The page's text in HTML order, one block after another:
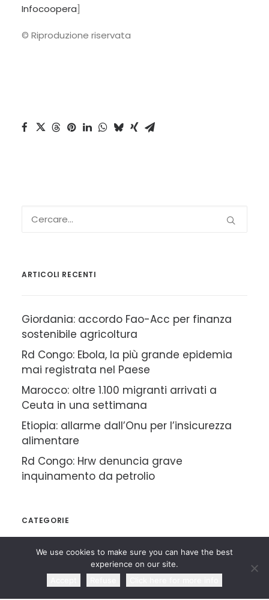
Infocoopera]
© Riproduzione riservata
ARTICOLI RECENTI
Giordania: accordo Fao-Acc per finanza
sostenibile agricoltura
Rd Congo: Ebola, la più grande epidemia
mai registrata nel Paese
Marocco: oltre 1.100 migranti arrivati a
Ceuta in una settimana
Etiopia: allarme dall’Onu per l’insicurezza
alimentare
Rd Congo: Hrw denuncia grave
inquinamento da petrolio
CATEGORIE
Rassegna Articoli
Rassegna Agenzie di Stampa
We use cookies to make sure you can have the best
experience on our site.